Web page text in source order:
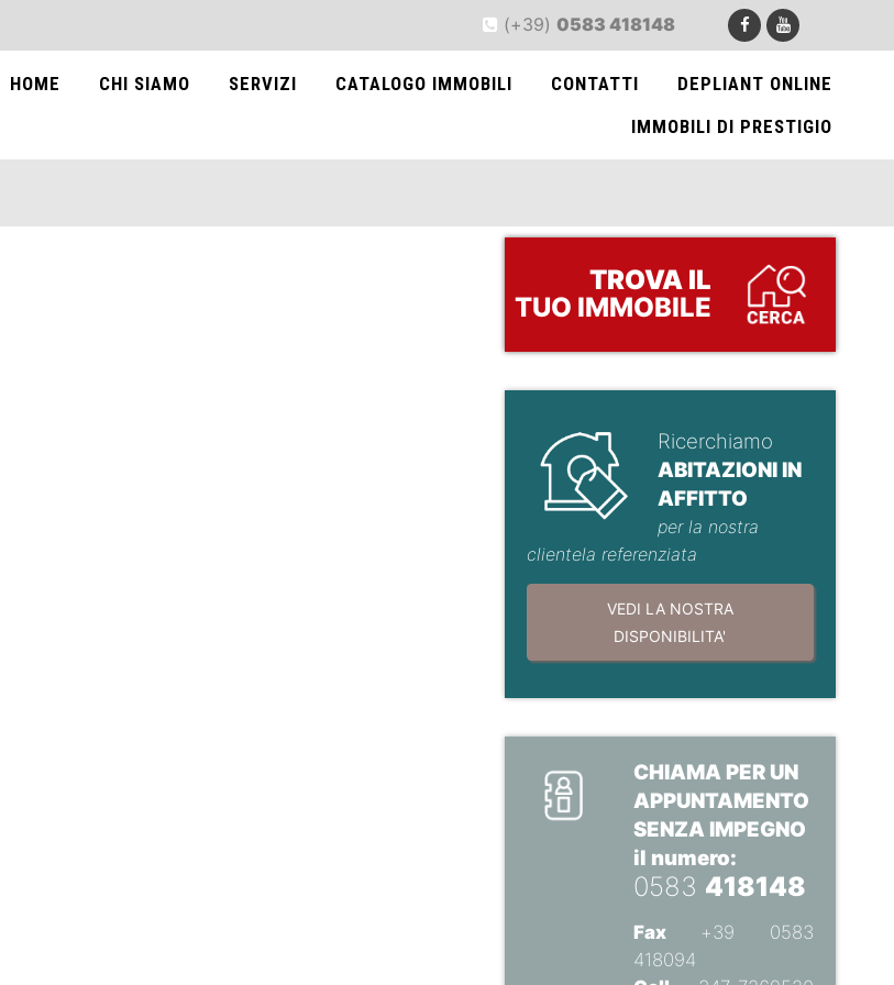
(+39)0583 418148
HOME CHI SIAMO SERVIZI CATALOGO IMMOBILI CONTATTI
DEPLIANT ONLINE
IMMOBILI DI PRESTIGIO
TROVA IL
TUO IMMOBILE
Ricerchiamo
ABITAZIONI IN
AFFITTO
per la nostra
clientela referenziata
VEDI LA NOSTRA
DISPONIBILITA'
CHIAMA PER UN
APPUNTAMENTO
SENZA IMPEGNO
il numero:
0583 418148
Fax+39 0583
418094